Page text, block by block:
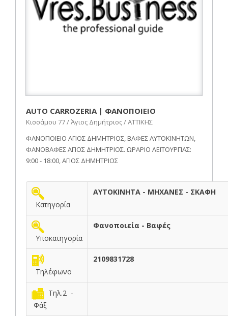
AUTO CARROZERIA | ΦΑΝΟΠΟΙΕΙΟ
Κισσάμου 77 / Άγιος Δημήτριος / ΑΤΤΙΚΗΣ
ΦΑΝΟΠΟΙΕΙΟ ΑΓΙΟΣ ΔΗΜΗΤΡΙΟΣ, ΒΑΦΕΣ ΑΥΤΟΚΙΝΗΤΩΝ,
ΦΑΝΟΒΑΦΕΣ ΑΓΙΟΣ ΔΗΜΗΤΡΙΟΣ. ΩΡΑΡΙΟ ΛΕΙΤΟΥΡΓΙΑΣ:
9:00 - 18:00, ΑΓΙΟΣ ΔΗΜΗΤΡΙΟΣ
Κατηγορία
ΑΥΤΟΚΙΝΗΤΑ - ΜΗΧΑΝΕΣ - ΣΚΑΦΗ
Υποκατηγορία
Φανοποιεία - Βαφές
Τηλέφωνο
2109831728
Τηλ.2 -
Φάξ